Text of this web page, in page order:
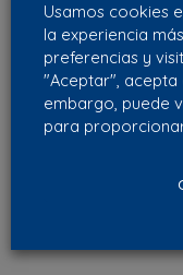
Continuamos
en investigación,
productiva y de
filtros de aire a
mundo.
Filtros de Aire
Usamos cookies
la experiencia
preferencias y
"Aceptar", acepta
embargo, puede
para